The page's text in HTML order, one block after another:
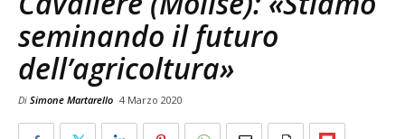
seminando il futuro
dell’agricoltura»
Di Simone Martarello 4 Marzo 2020